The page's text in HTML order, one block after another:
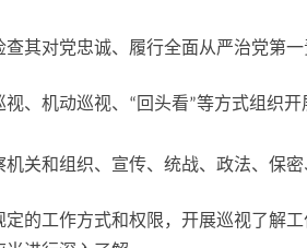
对党忠诚、履行全面从严治党第一
、机动巡视、 “ 回头看”等方式组织开
和组织、宣传、统战、政法、保密
工作方式和权限，开展巡视了解工